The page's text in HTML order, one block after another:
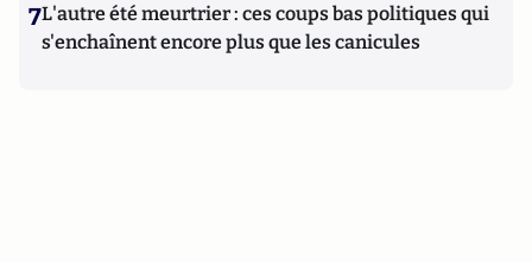
7L'autre été meurtrier : ces coups bas politiques qui
s'enchaînent encore plus que les canicules